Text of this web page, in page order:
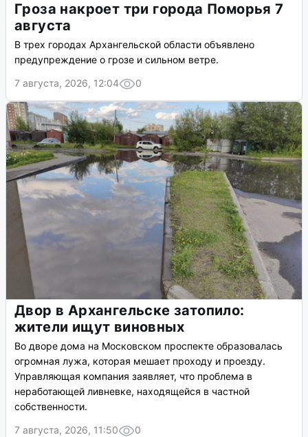
Гроза накроет три города Поморья 7
августа
В трех городах Архангельской области объявлено
предупреждение о грозе и сильном ветре.
7 августа, 2026, 12:04
0
Двор в Архангельске затопило:
жители ищут виновных
Во дворе дома на Московском проспекте образовалась
огромная лужа, которая мешает проходу и проезду.
Управляющая компания заявляет, что проблема в
неработающей ливневке, находящейся в частной
собственности.
7 августа, 2026, 11:50
0